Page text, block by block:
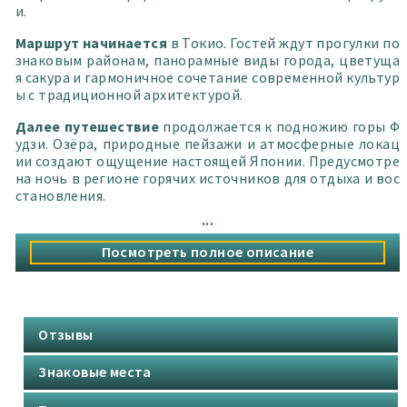
и.
Маршрут начинается в Токио. Гостей ждут прогулки по
знаковым районам, панорамные виды города, цветуща
я сакура и гармоничное сочетание современной культур
ы с традиционной архитектурой.
Далее путешествие продолжается к подножию горы Ф
удзи. Озёра, природные пейзажи и атмосферные локац
ии создают ощущение настоящей Японии. Предусмотре
на ночь в регионе горячих источников для отдыха и вос
становления.
маршрут ведёт в западную часть страны.
В программе — древние столицы, храмы, исторические
районы и уникальная атмосфера традиционной Япони
пециальными форматами доступна только участникам
тура.
® Уникальность:
...
Посмотреть полное описание
Отзывы
Знаковые места